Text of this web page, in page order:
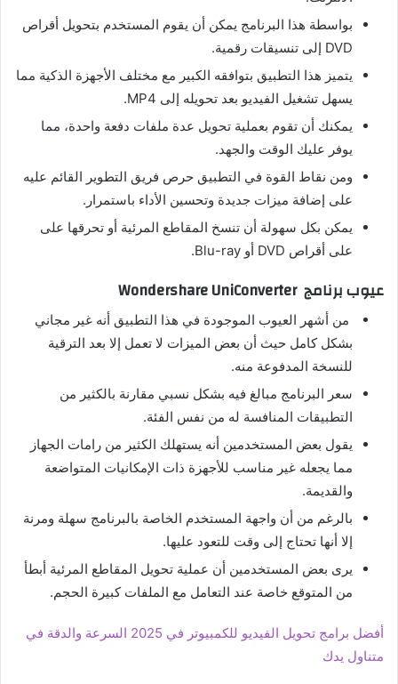
بواسطة هذا البرنامج يمكن أن يقوم المستخدم بتحويل أقراص
DVD إلى تنسيقات رقمية.
يتميز هذا التطبيق بتوافقه الكبير مع مختلف الأجهزة الذكية مما
يسهل تشغيل الفيديو بعد تحويله إلى MP4.
يمكنك أن تقوم بعملية تحويل عدة ملفات دفعة واحدة، مما
يوفر عليك الوقت والجهد.
ومن نقاط القوة في التطبيق حرص فريق التطوير القائم عليه
على إضافة ميزات جديدة وتحسين الأداء باستمرار.
يمكن بكل سهولة أن تنسخ المقاطع المرئية أو تحرقها على
على أقراص DVD أو Blu-ray.
عيوب برنامج Wondershare UniConverter
من أشهر العيوب الموجودة في هذا التطبيق أنه غير مجاني
بشكل كامل حيث أن بعض الميزات لا تعمل إلا بعد الترقية
للنسخة المدفوعة منه.
سعر البرنامج مبالغ فيه بشكل نسبي مقارنة بالكثير من
التطبيقات المنافسة له من نفس الفئة.
يقول بعض المستخدمين أنه يستهلك الكثير من رامات الجهاز
مما يجعله غير مناسب للأجهزة ذات الإمكانيات المتواضعة
والقديمة.
بالرغم من أن واجهة المستخدم الخاصة بالبرنامج سهلة ومرنة
إلا أنها تحتاج إلى وقت للتعود عليها.
يرى بعض المستخدمين أن عملية تحويل المقاطع المرئية أبطأ
من المتوقع خاصة عند التعامل مع الملفات كبيرة الحجم.
أفضل برامج تحويل الفيديو للكمبيوتر في 2025 السرعة والدقة في
متناول يدك